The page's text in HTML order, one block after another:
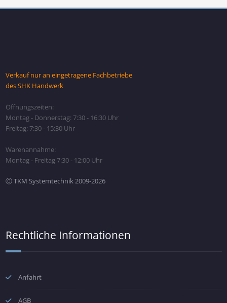
Verkauf nur an eingetragene Fachbetriebe
des SHK Handwerk
Öffnungszeiten:
Montag - Donnerstag: 7:30 - 16:30 Uhr
Freitag: 7:30 - 15:30 Uhr
Warenannahme:
Montag - Freitag 7:30 - 12:00 Uhr
ⓒ TKM Systemtechnik 2009-2026
Rechtliche Informationen
Anfahrt
AGB